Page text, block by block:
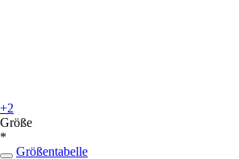
+2
Größe
*
Größentabelle